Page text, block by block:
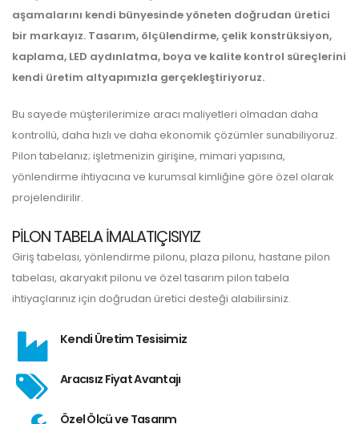
aşamalarını kendi bünyesinde yöneten doğrudan üretici
bir markayız. Tasarım, ölçülendirme, çelik konstrüksiyon,
kaplama, LED aydınlatma, boya ve kalite kontrol süreçlerini
kendi üretim altyapımızla gerçekleştiriyoruz.
Bu sayede müşterilerimize aracı maliyetleri olmadan daha
kontrollü, daha hızlı ve daha ekonomik çözümler sunabiliyoruz.
Pilon tabelanız; işletmenizin girişine, mimari yapısına,
yönlendirme ihtiyacına ve kurumsal kimliğine göre özel olarak
projelendirilir.
PILON TABELA IMALATIÇISIYIZ
Giriş tabelası, yönlendirme pilonu, plaza pilonu, hastane pilon
tabelası, akaryakıt pilonu ve özel tasarım pilon tabela
ihtiyaçlarınız için doğrudan üretici desteği alabilirsiniz.
Kendi Üretim Tesisimiz
Aracısız Fiyat Avantajı
Özel Ölçü ve Tasarım